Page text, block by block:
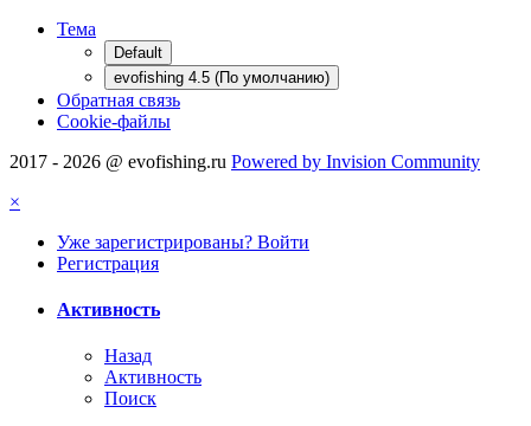
Тема
Default
evofishing 4.5 (По умолчанию)
Обратная связь
Cookie-файлы
2017 - 2026 @ evofishing.ru Powered by Invision Community
×
Уже зарегистрированы? Войти
Регистрация
Активность
Назад
Активность
Поиск